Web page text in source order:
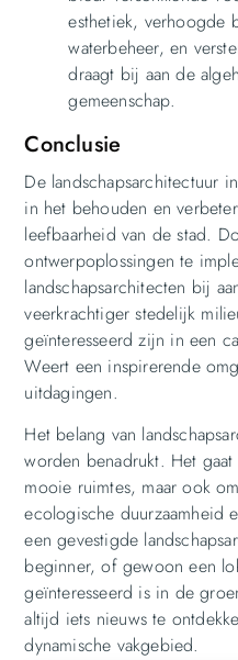
esthetiek, verhoogde
waterbeheer, en
draagt bij aan de
gemeenschap.
Conclusie
De landschapsarchitectuur
in het behouden en
leefbaarheid van de stad.
ontwerpoplossingen te
landschapsarchitecten bij
veerkrachtiger stedelijk
geïnteresseerd zijn in een
Weert een inspirerende
uitdagingen.
Het belang van
worden benadrukt. Het
mooie ruimtes, maar ook
ecologische duurzaamheid
een gevestigde
beginner, of gewoon een
geïnteresseerd is in de
altijd iets nieuws te
dynamische vakgebied.